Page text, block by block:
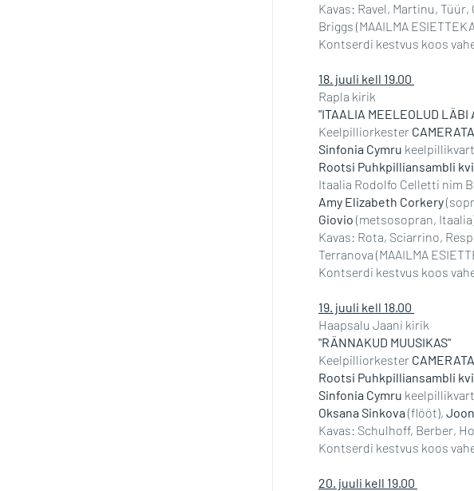
Kavas: Ravel, Martinu, Tüür,
Briggs (MAAILMA
Kontserdi kestvus koos
18. juuli kell 19.00
Rapla kirik
"ITAALIA MEELEOLUD LÄBI
Keelpilliorkester
Sinfonia Cymru
Rootsi Puhkpilliansambli
Itaalia Rodolfo Celletti nim
Amy Elizabeth Corkery
Giovio (metsosopran,
Kavas: Rota, Sciarrino,
Terranova (MAAILMA
Kontserdi kestvus koos
19. juuli kell 18.00
Haapsalu Jaani kirik
"RÄNNAKUD MUUSIKAS"
Keelpilliorkester
Rootsi Puhkpilliansambli
Sinfonia Cymru
Oksana Sinkova(flööt),
Kavas: Schulhoff, Berber,
Kontserdi kestvus koos
20. juuli kell 19.00